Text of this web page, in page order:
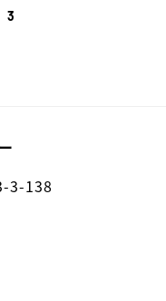
3
3-138